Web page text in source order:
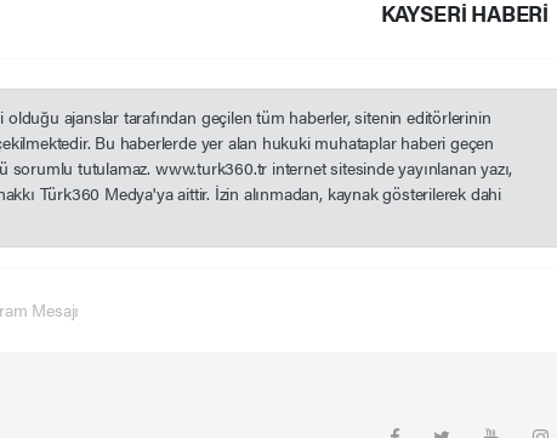
KAYSERI HABERİ
ajanslar tarafından geçilen tüm haberler, sitenin editörlerinin
Bu haberlerde yer alan hukuki muhataplar haberi geçen
tutulamaz. www.turk360.tr internet sitesinde yayınlanan yazı,
Türk360 Medya'ya aittir. İzin alınmadan, kaynak gösterilerek dahi
Mesajı